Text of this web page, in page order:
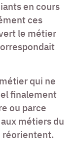
en cours
ces
le métier
qui ne
finalement
ou parce
métiers du
réorientent.